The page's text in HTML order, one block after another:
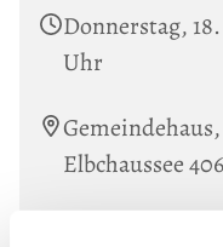
Donnerstag,
Uhr
Elbchaussee
Mit Aya